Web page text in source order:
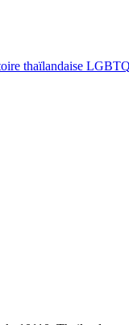
thaïlandaise